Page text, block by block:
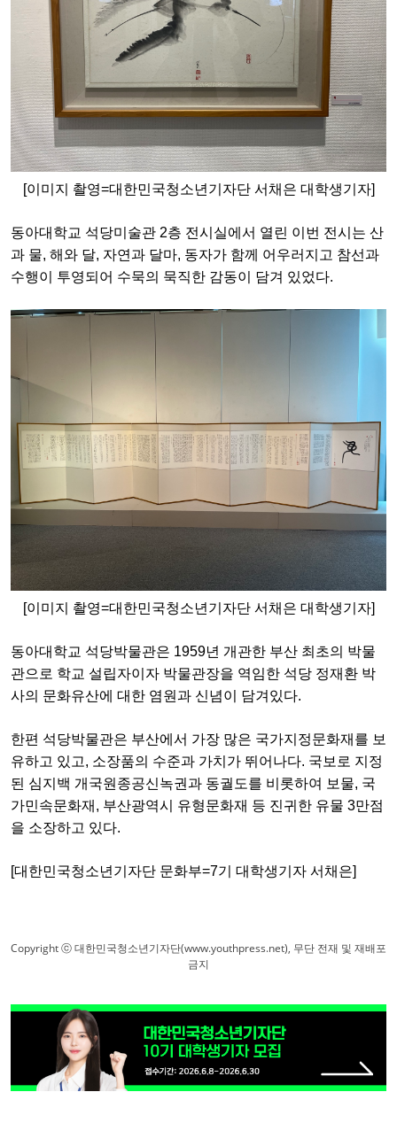
[이미지 촬영=대한민국청소년기자단 서채은 대학생기자]
동아대학교 석당미술관 2층 전시실에서 열린 이번 전시는 산
과 물, 해와 달, 자연과 달마, 동자가 함께 어우러지고 참선과
수행이 투영되어 수묵의 묵직한 감동이 담겨 있었다.
[이미지 촬영=대한민국청소년기자단 서채은 대학생기자]
동아대학교 석당박물관은 1959년 개관한 부산 최초의 박물
관으로 학교 설립자이자 박물관장을 역임한 석당 정재환 박
사의 문화유산에 대한 염원과 신념이 담겨있다.
한편 석당박물관은 부산에서 가장 많은 국가지정문화재를 보
유하고 있고, 소장품의 수준과 가치가 뛰어나다. 국보로 지정
된 심지백 개국원종공신녹권과 동궐도를 비롯하여 보물, 국
가민속문화재, 부산광역시 유형문화재 등 진귀한 유물 3만점
을 소장하고 있다.
[대한민국청소년기자단 문화부=7기 대학생기자 서채은]
Copyright ⓒ 대한민국청소년기자단(www.youthpress.net), 무단 전재 및 재배포
금지